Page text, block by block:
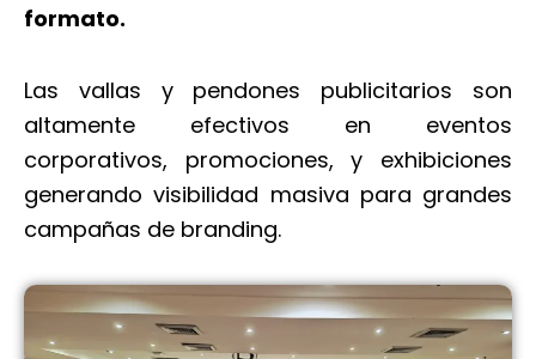
formato.
Las vallas y pendones publicitarios son
altamente efectivos en eventos
corporativos, promociones, y exhibiciones
generando visibilidad masiva para grandes
campañas de branding.